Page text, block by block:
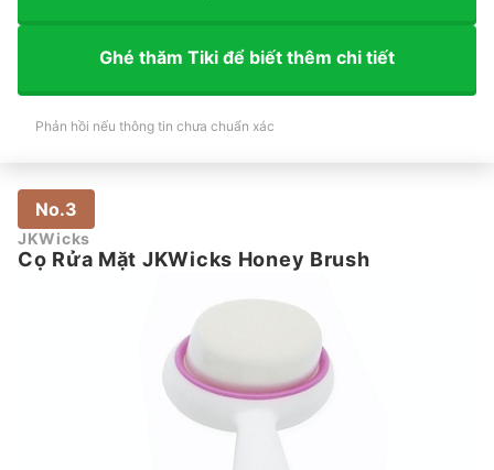
Ghé thăm Tiki để biết thêm chi tiết
Phản hồi nếu thông tin chưa chuẩn xác
No.3
JKWicks
Cọ Rửa Mặt JKWicks Honey Brush